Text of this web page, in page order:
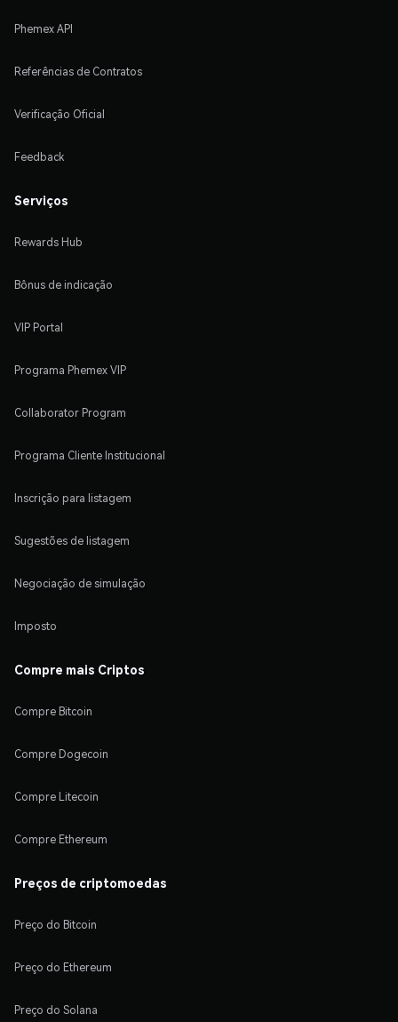
Phemex API
Referências de Contratos
Verificação Oficial
Feedback
Serviços
Rewards Hub
Bônus de indicação
VIP Portal
Programa Phemex VIP
Collaborator Program
Programa Cliente Institucional
Inscrição para listagem
Sugestões de listagem
Negociação de simulação
Imposto
Compre mais Criptos
Compre Bitcoin
Compre Dogecoin
Compre Litecoin
Compre Ethereum
Preços de criptomoedas
Preço do Bitcoin
Preço do Ethereum
Preço do Solana